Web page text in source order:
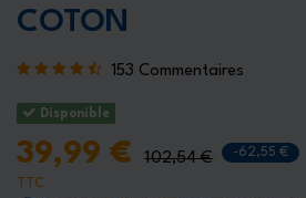
COTON
153 Commentaires
Disponible
39,99 € 102,54 € -62,55 €
TTC